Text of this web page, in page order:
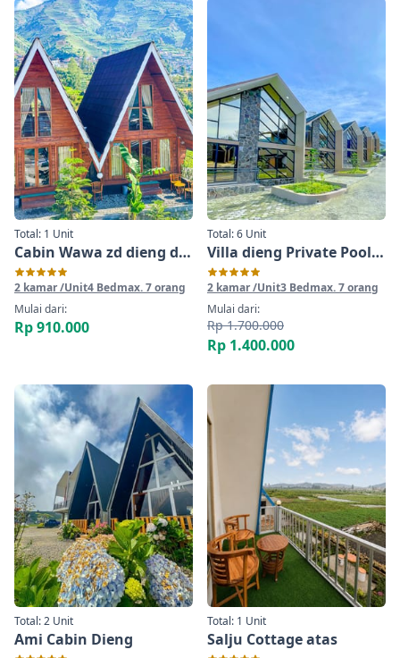
Total: 1 Unit
Cabin Wawa zd dieng dekat pintu langit Rowojali 2
2 kamar /Unit4 Bedmax. 7 orang
Mulai dari:
Rp 910.000
Total: 6 Unit
Villa dieng Private Pool di antara kebun teh tambi ~Napoleon Platinum
2 kamar /Unit3 Bedmax. 7 orang
Mulai dari:
Rp 1.700.000
Rp 1.400.000
Total: 2 Unit
Ami Cabin Dieng
Total: 1 Unit
Salju Cottage atas